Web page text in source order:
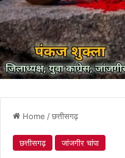
Home /छत्तीसगढ़
छत्तीसगढ़ जांजगीर चांपा